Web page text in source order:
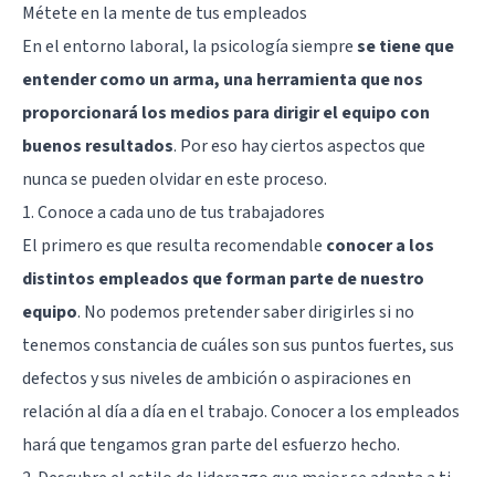
Métete en la mente de tus empleados
En el entorno laboral, la psicología siemprese tiene que
entender como un arma, una herramienta que nos
proporcionará los medios para dirigir el equipo con
buenos resultados. Por eso hay ciertos aspectos que
nunca se pueden olvidar en este proceso.
1. Conoce a cada uno de tus trabajadores
El primero es que resulta recomendable conocer a los
distintos empleados que forman parte de nuestro
equipo. No podemos pretender saber dirigirles si no
tenemos constancia de cuáles son sus puntos fuertes, sus
defectos y sus niveles de ambición o aspiraciones en
relación al día a día en el trabajo. Conocer a los empleados
hará que tengamos gran parte del esfuerzo hecho.